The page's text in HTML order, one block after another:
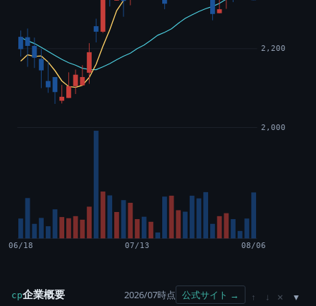
2,000
2,200
06/18 07/13 08/06
cp企業概要 2026/07時点 公式サイト → ↑ ↓ ×